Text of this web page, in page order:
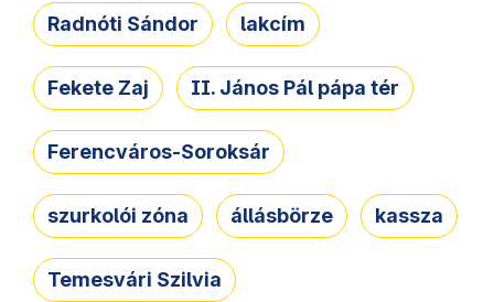
Radnóti Sándor lakcím
Fekete Zaj II. János Pál pápa tér
Ferencváros-Soroksár
szurkolói zóna állásbörze kassza
Temesvári Szilvia